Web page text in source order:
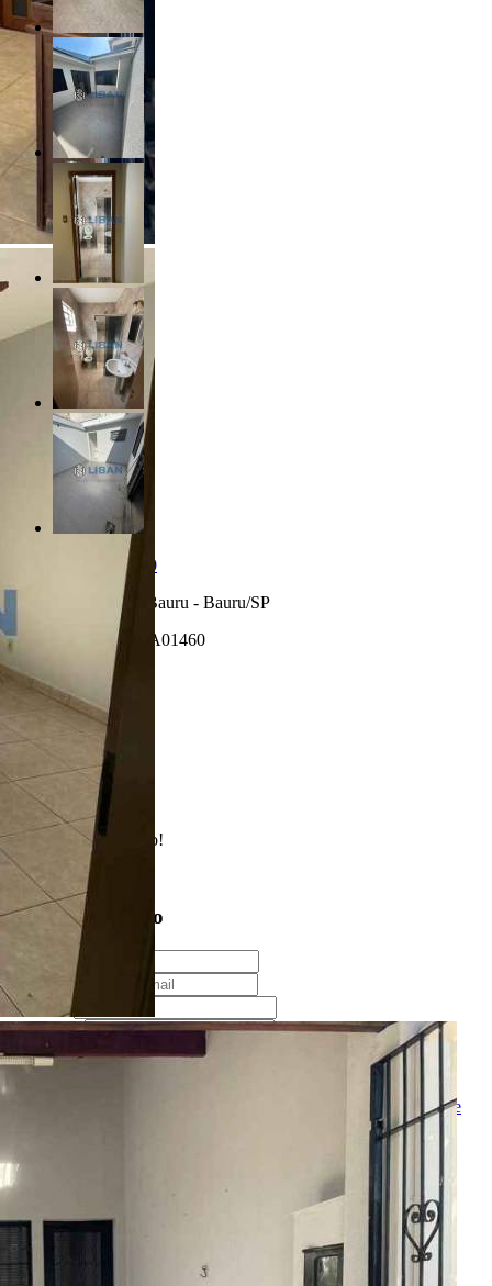
R$ 430.000,00
Jardim Nova Bauru - Bauru/SP
Referência: CA01460
3 Quartos
2 Banheiros
1 Vaga
150.00 m²
Realizado
Enviado com sucesso!
Entre em contato
Nome
Telefone
Mensagem
e Política de
enviar mensagem
OU
Ligamos para você